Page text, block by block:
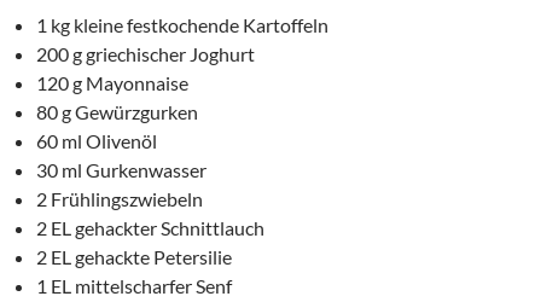
1 kg kleine festkochende Kartoffeln
200 g griechischer Joghurt
120 g Mayonnaise
80 g Gewürzgurken
60 ml Olivenöl
30 ml Gurkenwasser
2 Frühlingszwiebeln
2 EL gehackter Schnittlauch
2 EL gehackte Petersilie
1 EL mittelscharfer Senf